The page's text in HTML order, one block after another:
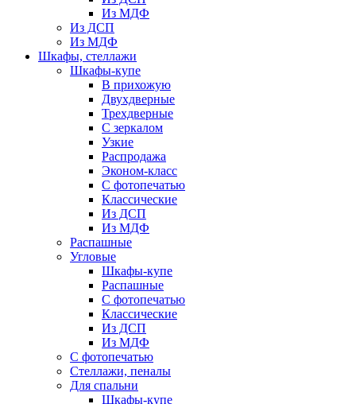
Из МДФ
Из ДСП
Из МДФ
Шкафы, стеллажи
Шкафы-купе
В прихожую
Двухдверные
Трехдверные
С зеркалом
Узкие
Распродажа
Эконом-класс
С фотопечатью
Классические
Из ДСП
Из МДФ
Распашные
Угловые
Шкафы-купе
Распашные
С фотопечатью
Классические
Из ДСП
Из МДФ
С фотопечатью
Стеллажи, пеналы
Для спальни
Шкафы-купе